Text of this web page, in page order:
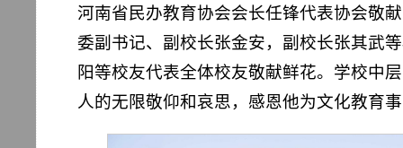
河南省民办教育协会会长任锋代表协会敬
委副书记、副校长张金安，副校长张其武
阳等校友代表全体校友敬献鲜花。学校中
人的无限敬仰和哀思，感恩他为文化教育